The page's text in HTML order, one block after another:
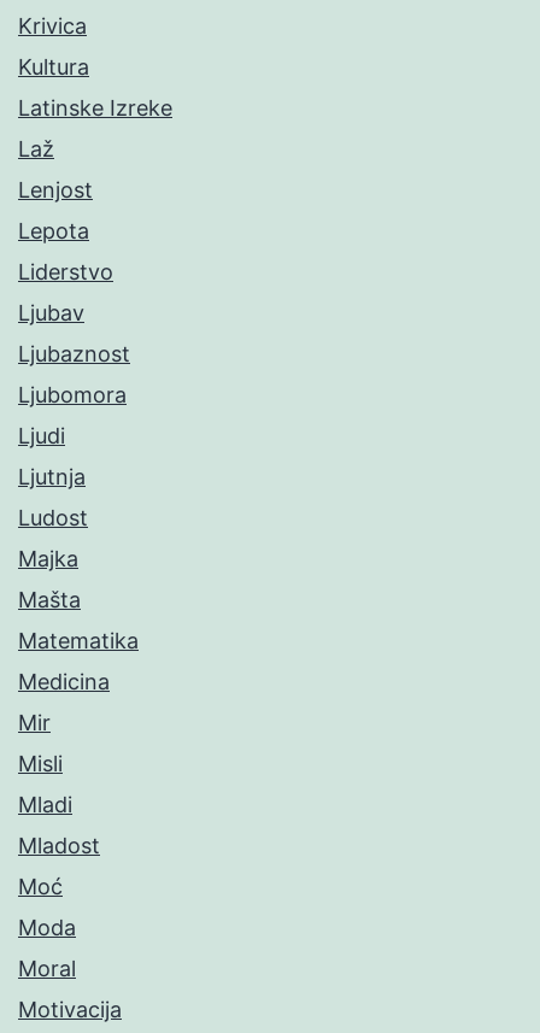
Krivica
Kultura
Latinske Izreke
Laž
Lenjost
Lepota
Liderstvo
Ljubav
Ljubaznost
Ljubomora
Ljudi
Ljutnja
Ludost
Majka
Mašta
Matematika
Medicina
Mir
Misli
Mladi
Mladost
Moć
Moda
Moral
Motivacija